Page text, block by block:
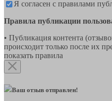
Я согласен с правилами
Правила публикации
• Публикация контента
происходит только после их
показать правила
Ваш отзыв отправлен!